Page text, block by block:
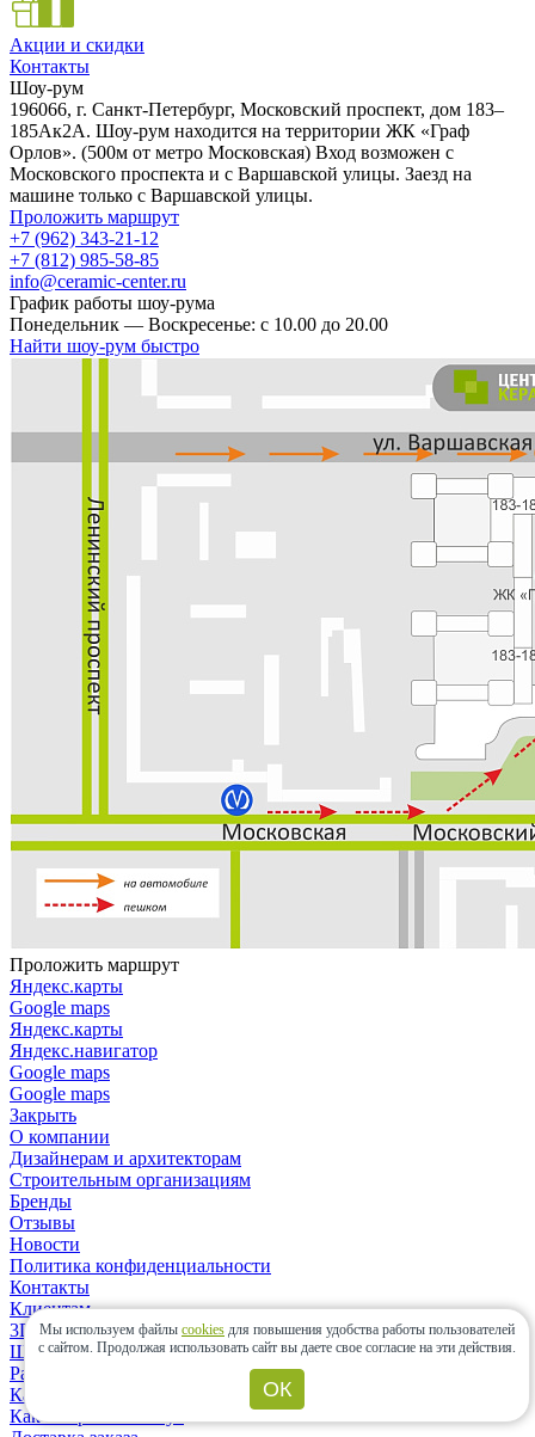
Акции и скидки
Контакты
Шоу-рум
196066, г. Санкт-Петербург, Московский проспект, дом 183–
185Ак2А. Шоу-рум находится на территории ЖК «Граф
Орлов». (500м от метро Московская) Вход возможен с
Московского проспекта и с Варшавской улицы. Заезд на
машине только с Варшавской улицы.
Проложить маршрут
+7 (962) 343-21-12
+7 (812) 985-58-85
info@ceramic-center.ru
График работы шоу-рума
Понедельник — Воскресенье: с 10.00 до 20.00
Найти шоу-рум быстро
Проложить маршрут
Яндекс.карты
Google maps
Яндекс.карты
Яндекс.навигатор
Google maps
Google maps
Закрыть
О компании
Дизайнерам и архитекторам
Строительным организациям
Бренды
Отзывы
Новости
Политика конфиденциальности
Контакты
Клиентам
3D-дизайн
Шоу-рум
Расчет материалов
Как сделать заказ?
Как выбрать плитку?
Мы используем файлы cookies для повышения удобства работы пользователей
с сайтом. Продолжая использовать сайт вы даете свое согласие на эти действия.
ОК